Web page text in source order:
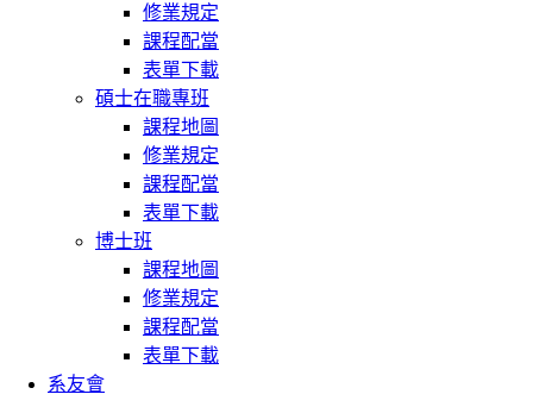
修業規定
課程配當
表單下載
碩士在職專班
課程地圖
修業規定
課程配當
表單下載
博士班
課程地圖
修業規定
課程配當
表單下載
系友會